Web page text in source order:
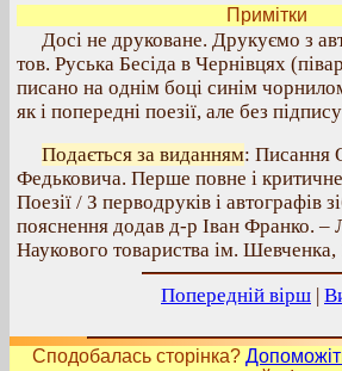
Примітки
Досі не друковане. Друкуємо з
тов. Руська Бесіда в Чернівцях
писано на однім боці синім
як і попередні поезії, але без
Подається за виданням: Писання
Федьковича. Перше повне і
Поезії / З перводруків і автографів
пояснення додав д-р Іван Франко. –
Наукового товариства ім.
Попередній вірш |
Сподобалась сторінка?